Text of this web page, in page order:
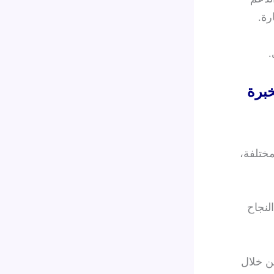
خلال